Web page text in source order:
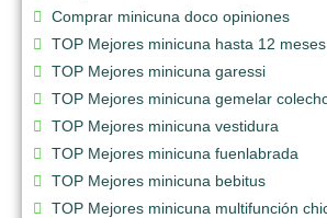
Comprar minicuna doco opiniones
TOP Mejores minicuna hasta 12 meses
TOP Mejores minicuna garessi
TOP Mejores minicuna gemelar
TOP Mejores minicuna vestidura
TOP Mejores minicuna fuenlabrada
TOP Mejores minicuna bebitus
TOP Mejores minicuna multifunción